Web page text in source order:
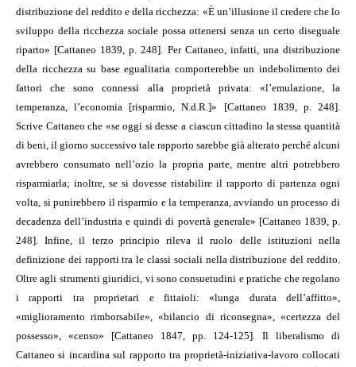
distribuzione del reddito e della ricchezza: «È un’illusione il credere che lo
sviluppo della ricchezza sociale possa ottenersi senza un certo diseguale
riparto» [Cattaneo 1839, p. 248]. Per Cattaneo, infatti, una distribuzione
della ricchezza su base egualitaria comporterebbe un indebolimento dei
fattori che sono connessi alla proprietà privata: «l’emulazione, la
temperanza, l’economia [risparmio, N.d.R.]» [Cattaneo 1839, p. 248].
Scrive Cattaneo che «se oggi si desse a ciascun cittadino la stessa quantità
di beni, il giorno successivo tale rapporto sarebbe già alterato perché alcuni
avrebbero consumato nell’ozio la propria parte, mentre altri potrebbero
risparmiarla; inoltre, se si dovesse ristabilire il rapporto di partenza ogni
volta, si punirebbero il risparmio e la temperanza, avviando un processo di
decadenza dell’industria e quindi di povertà generale» [Cattaneo 1839, p.
248]. Infine, il terzo principio rileva il ruolo delle istituzioni nella
definizione dei rapporti tra le classi sociali nella distribuzione del reddito.
Oltre agli strumenti giuridici, vi sono consuetudini e pratiche che regolano
i rapporti tra proprietari e fittaioli: «lunga durata dell’affitto»,
«miglioramento rimborsabile», «bilancio di riconsegna», «certezza del
possesso», «censo» [Cattaneo 1847, pp. 124-125]. Il liberalismo di
Cattaneo si incardina sul rapporto tra proprietà-iniziativa-lavoro collocati